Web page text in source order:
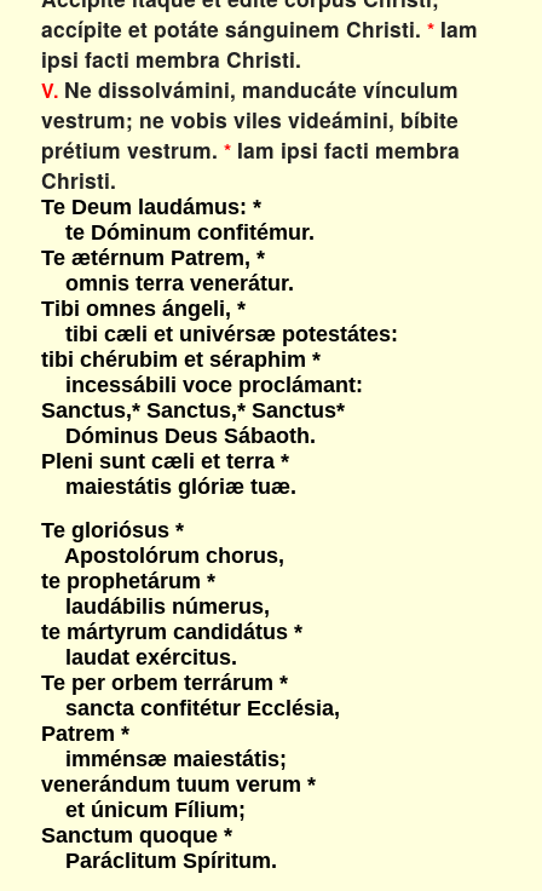
accípite et potáte sánguinem Christi. *Iam
ipsi facti membra Christi.
V.Ne dissolvámini, manducáte vínculum
vestrum; ne vobis viles videámini, bíbite
prétium vestrum. *Iam ipsi facti membra
Christi.
Te Deum laudámus: *
te Dóminum confitémur.
Te ætérnum Patrem, *
omnis terra venerátur.
Tibi omnes ángeli, *
tibi cæli et univérsæ potestátes:
tibi chérubim et séraphim *
incessábili voce proclámant:
Sanctus,* Sanctus,* Sanctus*
Dóminus Deus Sábaoth.
Pleni sunt cæli et terra *
maiestátis glóriæ tuæ.
Te gloriósus *
Apostolórum chorus,
te prophetárum *
laudábilis númerus,
te mártyrum candidátus *
laudat exércitus.
Te per orbem terrárum *
sancta confitétur Ecclésia,
Patrem *
imménsæ maiestátis;
venerándum tuum verum *
et únicum Fílium;
Sanctum quoque *
Paráclitum Spíritum.